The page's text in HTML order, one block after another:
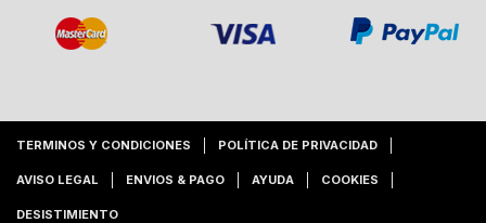
TERMINOS Y CONDICIONES POLÍTICA DE PRIVACIDAD
AVISO LEGAL ENVIOS & PAGO AYUDA COOKIES
DESISTIMIENTO